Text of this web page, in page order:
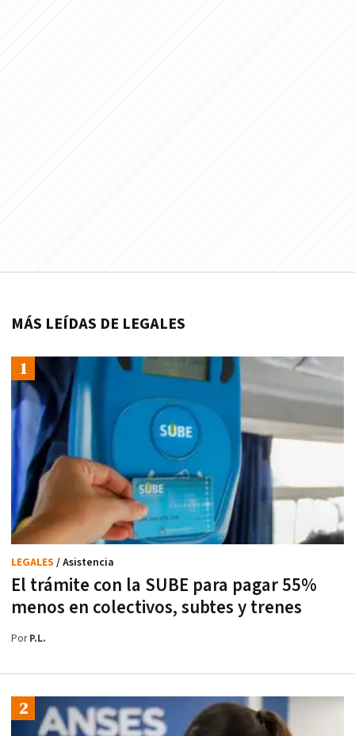
MÁS LEÍDAS DE LEGALES
El trámite con la SUBE para pagar 55%
menos en colectivos, subtes y trenes
LEGALES / Asistencia
PorP.L.